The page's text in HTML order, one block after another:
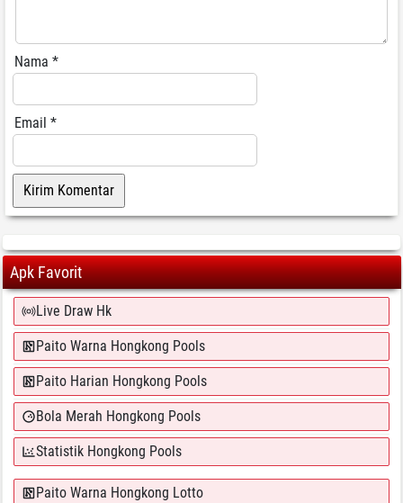
Nama *
Email *
Apk Favorit
Live Draw Hk
Paito Warna Hongkong Pools
Paito Harian Hongkong Pools
Bola Merah Hongkong Pools
Statistik Hongkong Pools
Paito Warna Hongkong Lotto